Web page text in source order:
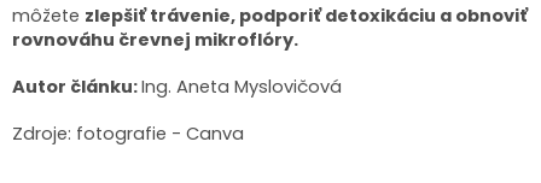
môžete zlepšiť trávenie, podporiť detoxikáciu a obnoviť
rovnováhu črevnej mikroflóry.
Autor článku:Ing. Aneta Myslovičová
Zdroje: fotografie - Canva